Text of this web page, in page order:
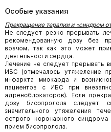
Особые указания
Прекращение терапии и «синдром
Не следует резко прерывать
рекомендованную дозу без
врачом, так как это может
деятельности сердца.
Лечение не следует прерывать
ИБС (отмечалось утяжеление
инфаркта миокарда и
пациентов с ИБС при
адреноблокаторов). Если
дозу бисопролола следует
значительного утяжеления
острого коронарного
прием бисопролола.